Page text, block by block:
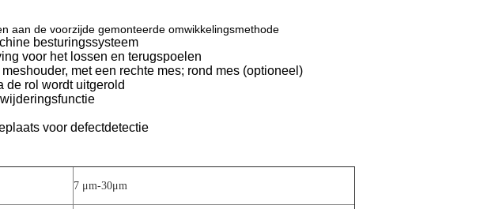
aan de voorzijde gemonteerde omwikkelingsmethode
besturingssysteem
voor het lossen en terugspoelen
met een rechte mes; rond mes (optioneel)
de rol wordt uitgerold
voor defectdetectie
7 μm-30μm